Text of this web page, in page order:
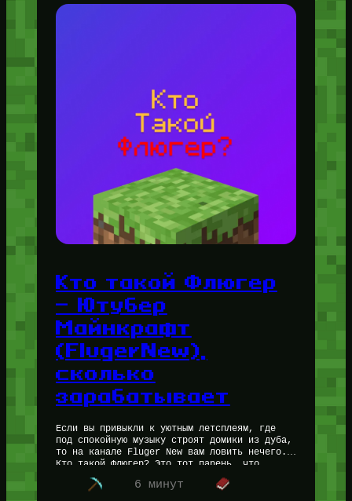
Кто такой Флюгер
— Ютубер
Майнкрафт
(FlugerNew),
сколько
зарабатывает
Если вы привыкли к уютным летсплеям, где
под спокойную музыку строят домики из дуба,
то на канале Fluger New вам ловить нечего.
Кто такой Флюгер? Это тот парень, что
показывает…
6 минут